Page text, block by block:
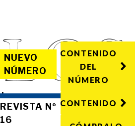
NUEVO
NÚMERO
·
REVISTA Nº
16
CONTENIDO
DEL
NÚMERO
CONTENIDO